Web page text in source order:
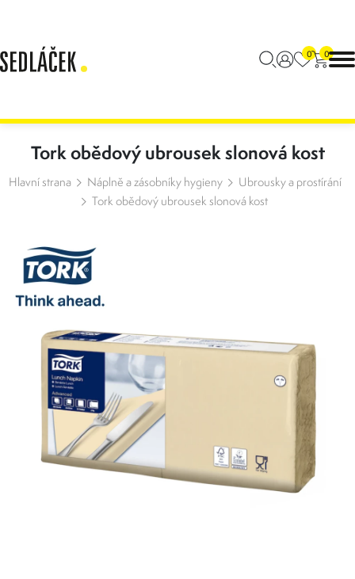
0 0
Tork obědový ubrousek slonová kost
Hlavní strana Náplně a zásobníky hygieny
Ubrousky a prostírání
Tork obědový ubrousek slonová kost